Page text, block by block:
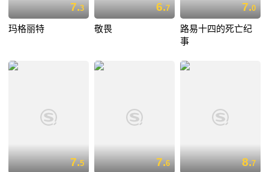
7.3
玛格丽特
6.7
敬畏
7.0
路易十四的死亡纪
事
7.5 7.6 8.7